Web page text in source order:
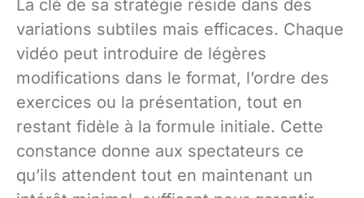
La clé de sa stratégie réside dans des
variations subtiles mais efficaces. Chaque
vidéo peut introduire de légères
modifications dans le format, l’ordre des
exercices ou la présentation, tout en
restant fidèle à la formule initiale. Cette
constance donne aux spectateurs ce
qu’ils attendent tout en maintenant un